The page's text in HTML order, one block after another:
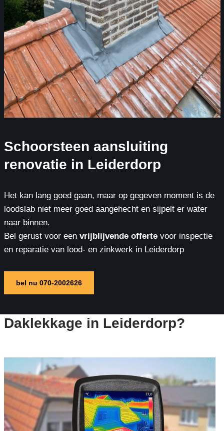
Schoorsteen aansluiting
renovatie in Leiderdorp
Het kan lang goed gaan, maar op gegeven moment is de
loodslab niet meer goed aangehecht en sijpelt er water
naar binnen.
Bel gerust voor eenvrijblijvende offertevoor inspectie
en reparatie van lood- en zinkwerk in Leiderdorp
bel nu 070-2002626
Daklekkage in Leiderdorp?